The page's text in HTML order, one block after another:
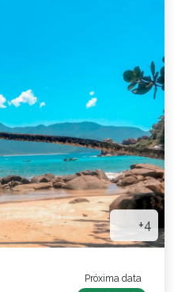
+4
Próxima data